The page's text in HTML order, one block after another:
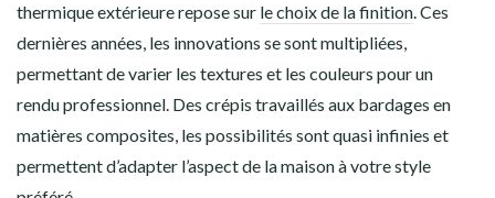
thermique extérieure repose sur le choix de la finition. Ces
dernières années, les innovations se sont multipliées,
permettant de varier les textures et les couleurs pour un
rendu professionnel. Des crépis travaillés aux bardages en
matières composites, les possibilités sont quasi infinies et
permettent d’adapter l’aspect de la maison à votre style